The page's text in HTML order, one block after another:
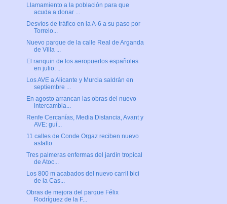
Llamamiento a la población para que
acuda a donar ...
Desvíos de tráfico en la A-6 a su paso por
Torrelo...
Nuevo parque de la calle Real de Arganda
de Villa ...
El ranquin de los aeropuertos españoles
en julio: ...
Los AVE a Alicante y Murcia saldrán en
septiembre ...
En agosto arrancan las obras del nuevo
intercambia...
Renfe Cercanías, Media Distancia, Avant y
AVE: guí...
11 calles de Conde Orgaz reciben nuevo
asfalto
Tres palmeras enfermas del jardín tropical
de Atoc...
Los 800 m acabados del nuevo carril bici
de la Cas...
Obras de mejora del parque Félix
Rodríguez de la F...